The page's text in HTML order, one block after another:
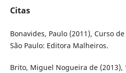
Citas
Bonavides, Paulo (2011), Curso
São Paulo: Editora Malheiros.
Brito, Miguel Nogueira de (2013),